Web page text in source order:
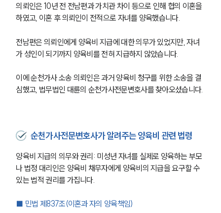
의뢰인은 10년 전 전남편과 가치관 차이 등으로 인해 협의 이혼을
하였고, 이혼 후 의뢰인이 전적으로 자녀를 양육했습니다.
전남편은 의뢰인에게 양육비 지급에 대한 의무가 있었지만, 자녀
가 성인이 되기까지 양육비를 전혀 지급하지 않았습니다.
이에 순천가사 소송 의뢰인은 과거 양육비 청구를 위한 소송을 결
심했고, 법무법인 대륜의 순천가사전문변호사를 찾아오셨습니다.
순천가사전문변호사가 알려주는 양육비 관련 법령
양육비 지급의 의무와 권리: 미성년 자녀를 실제로 양육하는 부모
나 법정 대리인은 양육비 채무자에게 양육비의 지급을 요구할 수
있는 법적 권리를 가집니다.
■ 민법 제837조(이혼과 자의 양육책임)